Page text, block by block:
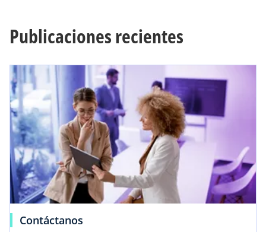
Publicaciones recientes
Contáctanos